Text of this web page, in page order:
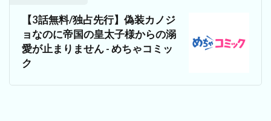
【3話無料/独占先行】偽装カノジ
ョなのに帝国の皇太子様からの溺
愛が止まりません - めちゃコミッ
ク